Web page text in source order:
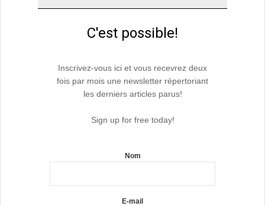
C'est possible!
Inscrivez-vous ici et vous recevrez deux
fois par mois une newsletter répertoriant
les derniers articles parus!
Sign up for free today!
Nom
E-mail